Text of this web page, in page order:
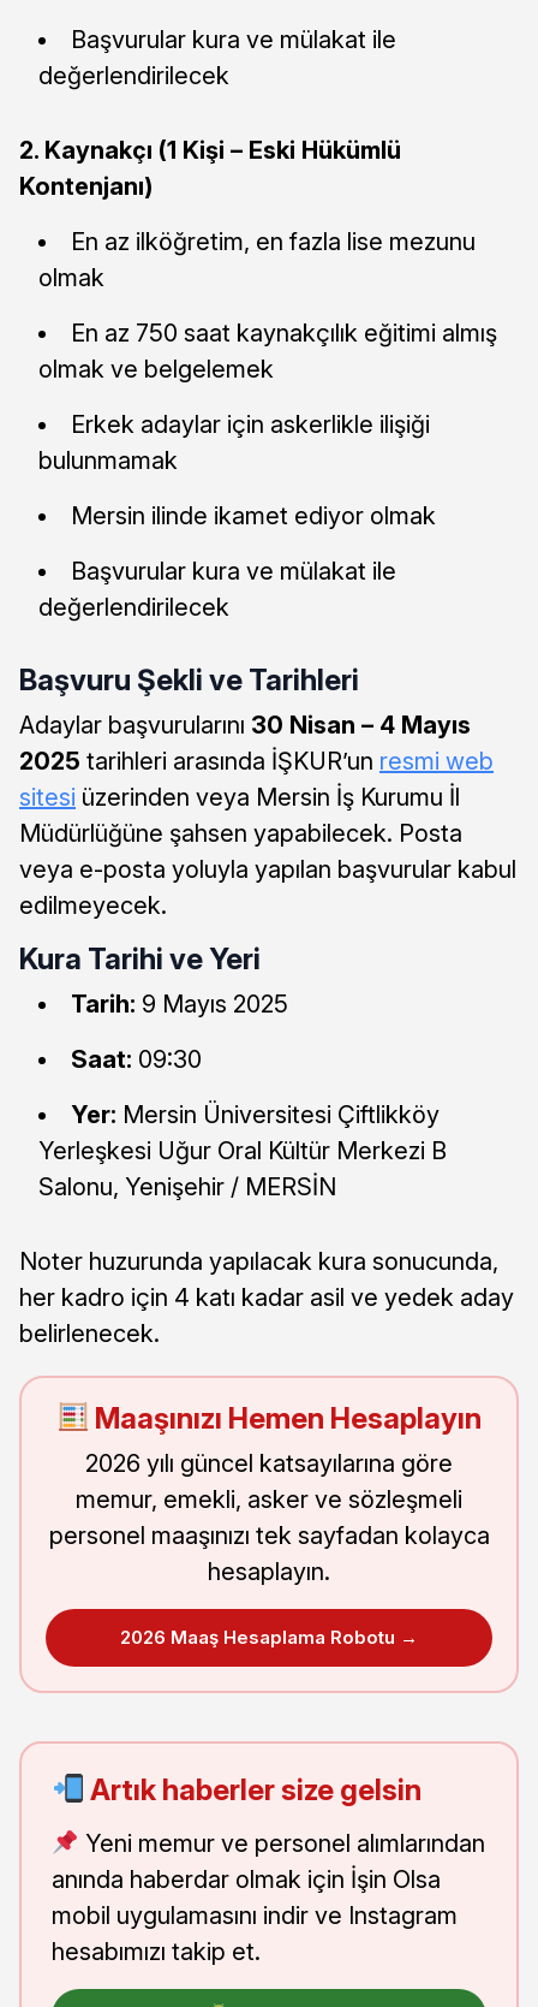
Başvurular kura ve mülakat ile
değerlendirilecek
2. Kaynakçı (1 Kişi – Eski Hükümlü
Kontenjanı)
En az ilköğretim, en fazla lise mezunu
olmak
En az 750 saat kaynakçılık eğitimi almış
olmak ve belgelemek
Erkek adaylar için askerlikle ilişiği
bulunmamak
Mersin ilinde ikamet ediyor olmak
Başvurular kura ve mülakat ile
değerlendirilecek
Başvuru Şekli ve Tarihleri
Adaylar başvurularını 30 Nisan – 4 Mayıs
2025 tarihleri arasında İŞKUR’un resmi web
sitesi üzerinden veya Mersin İş Kurumu İl
Müdürlüğüne şahsen yapabilecek. Posta
veya e-posta yoluyla yapılan başvurular kabul
edilmeyecek.
Kura Tarihi ve Yeri
Tarih: 9 Mayıs 2025
Saat: 09:30
Yer: Mersin Üniversitesi Çiftlikköy
Yerleşkesi Uğur Oral Kültür Merkezi B
Salonu, Yenişehir / MERSİN
Noter huzurunda yapılacak kura sonucunda,
her kadro için 4 katı kadar asil ve yedek aday
belirlenecek.
Maaşınızı Hemen Hesaplayın
2026 yılı güncel katsayılarına göre
memur, emekli, asker ve sözleşmeli
personel maaşınızı tek sayfadan kolayca
hesaplayın.
2026 Maaş Hesaplama Robotu →
Artık haberler size gelsin
Yeni memur ve personel alımlarından
anında haberdar olmak için İşin Olsa
mobil uygulamasını indir ve Instagram
hesabımızı takip et.